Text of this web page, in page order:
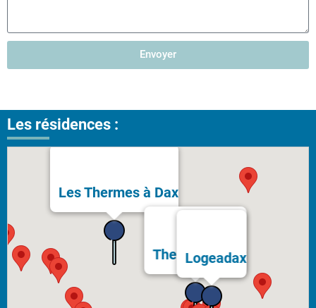
Envoyer
Les résidences :
Thermes Bérot
Les Thermes à Dax
Logeadax